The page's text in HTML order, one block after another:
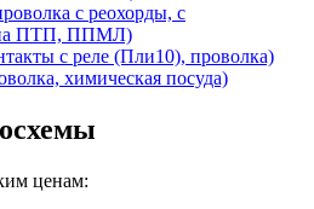
с реохорды, с
ПТП, ППМЛ)
с реле (Пли10), проволка)
химическая посуда)
ценам: